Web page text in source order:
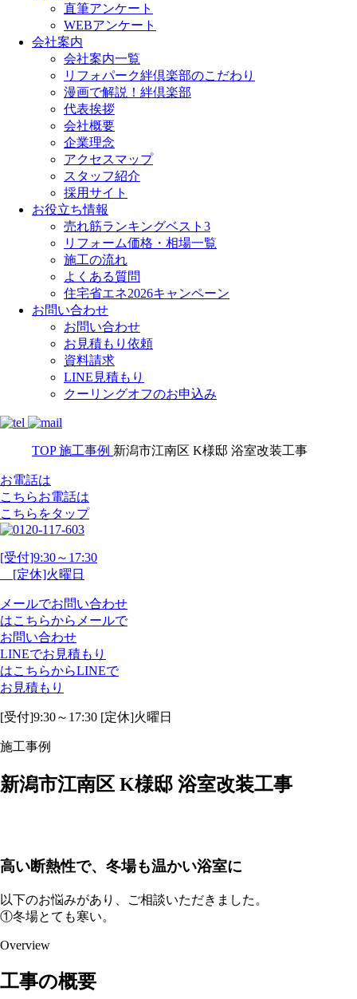
直筆アンケート
WEBアンケート
会社案内
会社案内一覧
リフォパーク絆倶楽部のこだわり
漫画で解説！絆倶楽部
代表挨拶
会社概要
企業理念
アクセスマップ
スタッフ紹介
採用サイト
お役立ち情報
売れ筋ランキングベスト3
リフォーム価格・相場一覧
施工の流れ
よくある質問
住宅省エネ2026キャンペーン
お問い合わせ
お問い合わせ
お見積もり依頼
資料請求
LINE見積もり
クーリングオフのお申込み
TOP 施工事例 新潟市江南区 K様邸 浴室改装工事
お電話は
こちらお電話は
こちらをタップ
[受付]9:30～17:30
[定休]火曜日
メールでお問い合わせ
はこちらから メールで
お問い合わせ
LINEでお見積もり
はこちらからLINEで
お見積もり
[受付]9:30～17:30 [定休]火曜日
施工事例
新潟市江南区 K様邸 浴室改装工事
高い断熱性で、冬場も温かい浴室に
以下のお悩みがあり、ご相談いただきました。
①冬場とても寒い。
Overview
工事の概要